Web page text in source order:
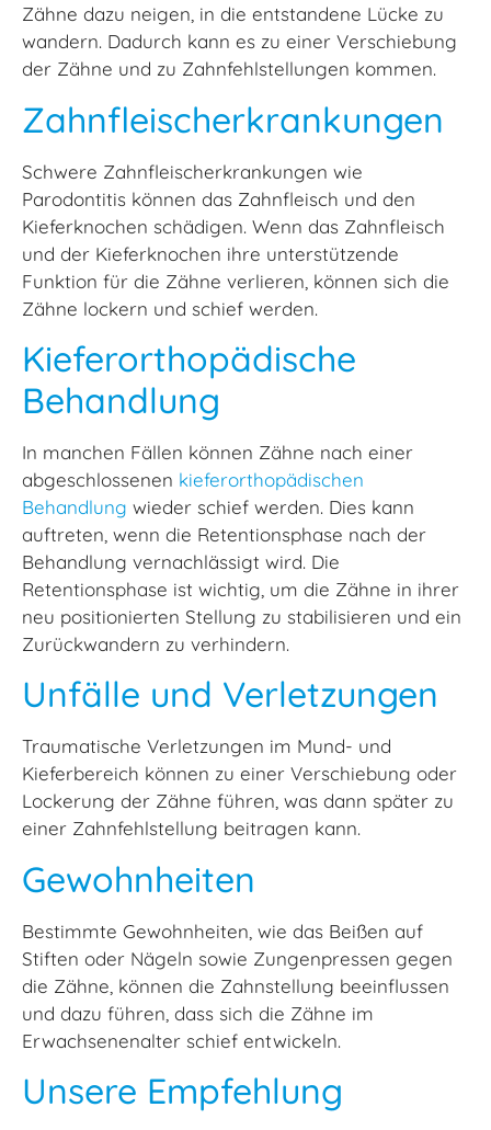
Zähne dazu neigen, in die entstandene Lücke zu
wandern. Dadurch kann es zu einer Verschiebung
der Zähne und zu Zahnfehlstellungen kommen.
Zahnfleischerkrankungen
Schwere Zahnfleischerkrankungen wie
Parodontitis können das Zahnfleisch und den
Kieferknochen schädigen. Wenn das Zahnfleisch
und der Kieferknochen ihre unterstützende
Funktion für die Zähne verlieren, können sich die
Zähne lockern und schief werden.
Kieferorthopädische
Behandlung
In manchen Fällen können Zähne nach einer
abgeschlossenen kieferorthopädischen
Behandlung wieder schief werden. Dies kann
auftreten, wenn die Retentionsphase nach der
Behandlung vernachlässigt wird. Die
Retentionsphase ist wichtig, um die Zähne in ihrer
neu positionierten Stellung zu stabilisieren und ein
Zurückwandern zu verhindern.
Unfälle und Verletzungen
Traumatische Verletzungen im Mund- und
Kieferbereich können zu einer Verschiebung oder
Lockerung der Zähne führen, was dann später zu
einer Zahnfehlstellung beitragen kann.
Gewohnheiten
Bestimmte Gewohnheiten, wie das Beißen auf
Stiften oder Nägeln sowie Zungenpressen gegen
die Zähne, können die Zahnstellung beeinflussen
und dazu führen, dass sich die Zähne im
Erwachsenenalter schief entwickeln.
Unsere Empfehlung